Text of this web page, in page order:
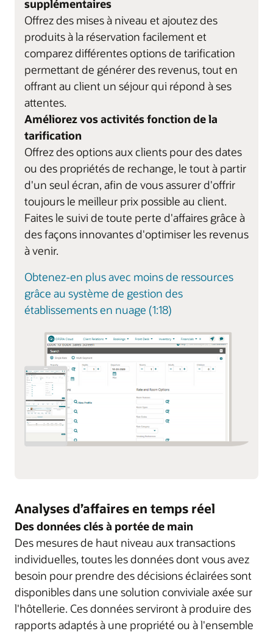
supplémentaires
Offrez des mises à niveau et ajoutez des
produits à la réservation facilement et
comparez différentes options de tarification
permettant de générer des revenus, tout en
offrant au client un séjour qui répond à ses
attentes.
Améliorez vos activités fonction de la
tarification
Offrez des options aux clients pour des dates
ou des propriétés de rechange, le tout à partir
d'un seul écran, afin de vous assurer d'offrir
toujours le meilleur prix possible au client.
Faites le suivi de toute perte d'affaires grâce à
des façons innovantes d'optimiser les revenus
à venir.
Obtenez-en plus avec moins de ressources
grâce au système de gestion des
établissements en nuage (1:18)
Analyses d’affaires en temps réel
Des données clés à portée de main
Des mesures de haut niveau aux transactions
individuelles, toutes les données dont vous avez
besoin pour prendre des décisions éclairées sont
disponibles dans une solution conviviale axée sur
l'hôtellerie. Ces données serviront à produire des
rapports adaptés à une propriété ou à l'ensemble